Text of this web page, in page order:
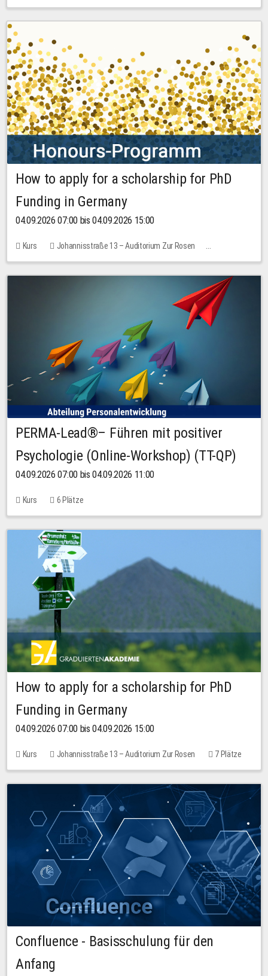
Bachstraße 18k - SR 102 (Seminarraum Servicestelle LehreLernen)
How to apply for a scholarship for PhD
Funding in Germany
04.09.2026 07:00 bis 04.09.2026 15:00
Kurs
Johannisstraße 13 – Auditorium Zur Rosen
Keine freien Plätze
PERMA-Lead®– Führen mit positiver
Psychologie (Online-Workshop) (TT-QP)
04.09.2026 07:00 bis 04.09.2026 11:00
Kurs 6 Plätze
How to apply for a scholarship for PhD
Funding in Germany
04.09.2026 07:00 bis 04.09.2026 15:00
Kurs Johannisstraße 13 – Auditorium Zur Rosen
7 Plätze
10,00 EUR
Confluence - Basisschulung für den
Anfang